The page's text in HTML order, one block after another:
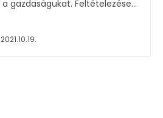
rendbe akarják hozni a gazdaságukat. Feltételezése...
2021.10.19.